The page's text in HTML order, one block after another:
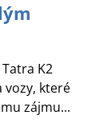
K2
vozy, které
zájmu...